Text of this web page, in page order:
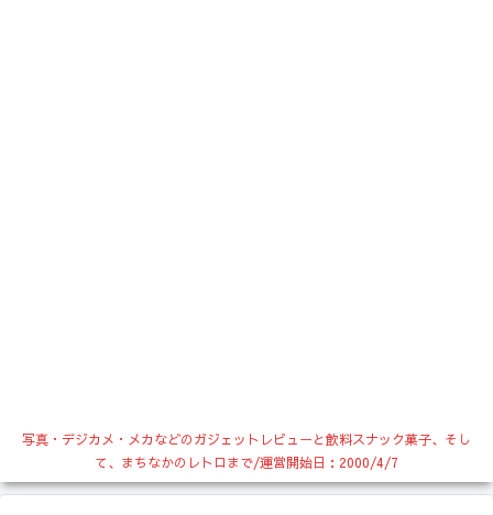
写真・デジカメ・メカなどのガジェットレビューと飲料スナック菓子、そし
て、まちなかのレトロまで/運営開始日：2000/4/7